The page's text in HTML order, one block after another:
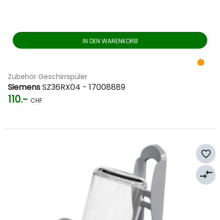
IN DEN WARENKORB
Zubehör Geschirrspüler
SiemensSZ36RX04 - 17008889
110.- CHF
favorite_border
compare_arrows